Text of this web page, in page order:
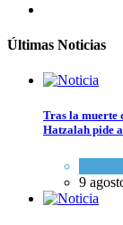
Últimas Noticias
Tras la muerte
Hatzalah pide
9